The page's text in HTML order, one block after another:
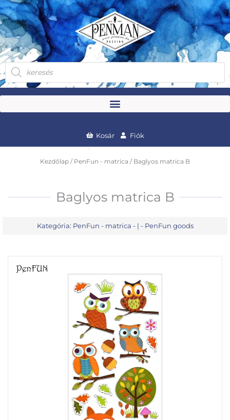
Skip
to
content
Products
search
Kosár Fiók
Kezdőlap / PenFun - matrica / Baglyos matrica B
Baglyos matrica B
Kategória: PenFun - matrica - | - PenFun goods